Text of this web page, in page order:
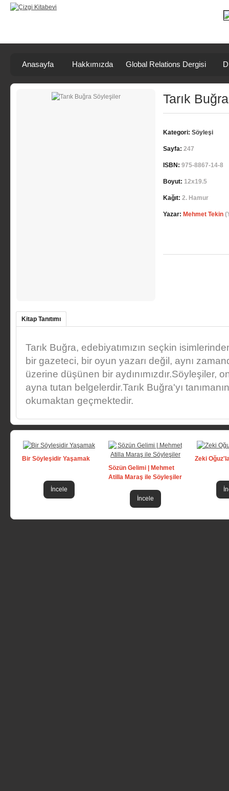
Anasayfa Hakkımızda Global Relations Dergisi
Tarık
Kategori: Söyleşi
Sayfa: 247
ISBN: 975-8867-14-8
Boyut: 12x19.5
Kağıt: 2. Hamur
Yazar: Mehmet Tekin
Kitap Tanıtımı
Tarık Buğra, edebiyatımızın seçkin
bir gazeteci, bir oyun yazarı değil, aynı
üzerine düşünen bir aydınımızdır.Söyleşiler,
ayna tutan belgelerdir.Tarık Buğra'yı
okumaktan geçmektedir.
Bir Söyleşidir Yaşamak
İncele
Sözün Gelimi | Mehmet
Atilla Maraş ile Söyleşiler
İncele
Zeki